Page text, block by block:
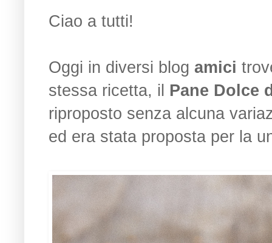
Ciao a tutti!
Oggi in diversi blog amici
stessa ricetta, il Pane Dolce
riproposto senza alcuna
ed era stata proposta per la